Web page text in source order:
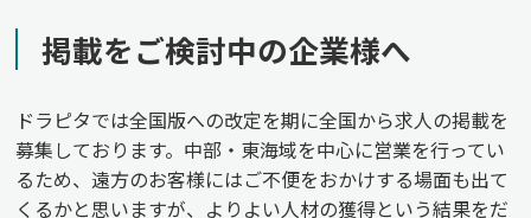
掲載をご検討中の企業様へ
ドラピタでは全国版への改定を期に全国から求人の掲載を
募集しております。中部・東海域を中心に営業を行ってい
るため、遠方のお客様にはご不便をおかけする場面も出て
くるかと思いますが、よりよい人材の獲得という結果をだ